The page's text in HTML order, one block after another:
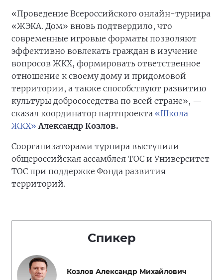
«Проведение Всероссийского онлайн-турнира
«ЖЭКА. Дом» вновь подтвердило, что
современные игровые форматы позволяют
эффективно вовлекать граждан в изучение
вопросов ЖКХ, формировать ответственное
отношение к своему дому и придомовой
территории, а также способствуют развитию
культуры добрососедства по всей стране», —
сказал координатор партпроекта «Школа
ЖКХ» Александр Козлов.
Соорганизаторами турнира выступили
общероссийская ассамблея ТОС и Университет
ТОС при поддержке Фонда развития
территорий.
Спикер
Козлов Александр Михайлович